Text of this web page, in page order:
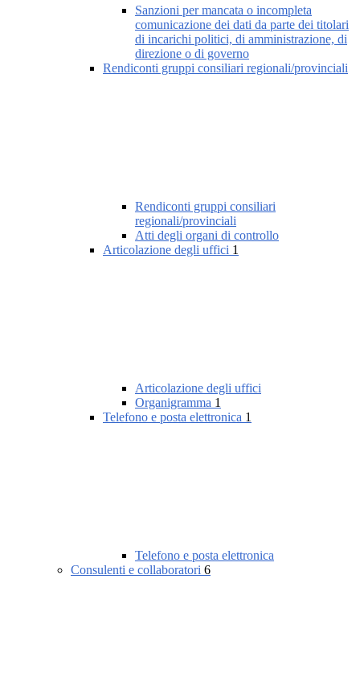
Sanzioni per mancata o incompleta
comunicazione dei dati da parte dei titolari
di incarichi politici, di amministrazione, di
direzione o di governo
Rendiconti gruppi consiliari regionali/provinciali
Rendiconti gruppi consiliari
regionali/provinciali
Atti degli organi di controllo
Articolazione degli uffici 1
Articolazione degli uffici
Organigramma 1
Telefono e posta elettronica 1
Telefono e posta elettronica
Consulenti e collaboratori 6